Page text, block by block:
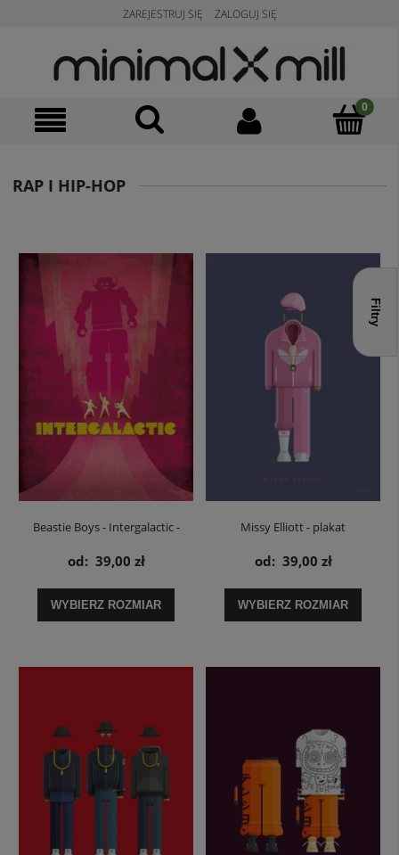
ZAREJESTRUJ SIĘ ZALOGUJ SIĘ
Filtry
RAP I HIP-HOP
Beastie Boys - Intergalactic -
plakat
od: 39,00 zł
WYBIERZ ROZMIAR
Missy Elliott - plakat
od: 39,00 zł
WYBIERZ ROZMIAR